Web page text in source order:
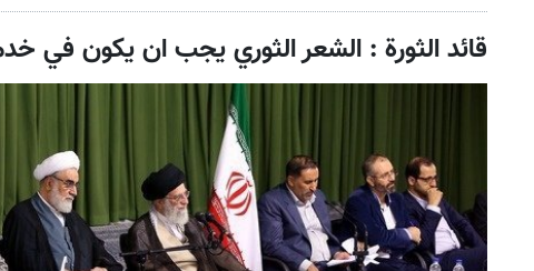
قائد الثورة : الشعر الثوري يجب ان يكون في